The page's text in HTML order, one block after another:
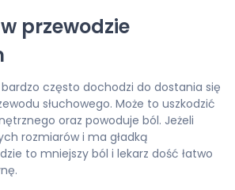
przewodzie
często dochodzi do dostania się
słuchowego. Może to uszkodzić
oraz powoduje ból. Jeżeli
rozmiarów i ma gładką
to mniejszy ból i lekarz dość łatwo